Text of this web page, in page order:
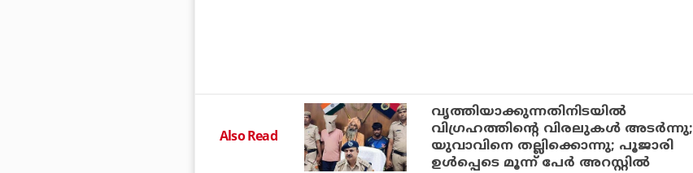
Also Read
വൃത്തിയാക്കുന്നതിനിടയില്‍
വിഗ്രഹത്തിന്റെ വിരലുകള്‍ അടര്‍ന്നു;
യുവാവിനെ തല്ലിക്കൊന്നു; പൂജാരി
ഉള്‍പ്പെടെ മൂന്ന് പേര്‍ അറസ്റ്റില്‍